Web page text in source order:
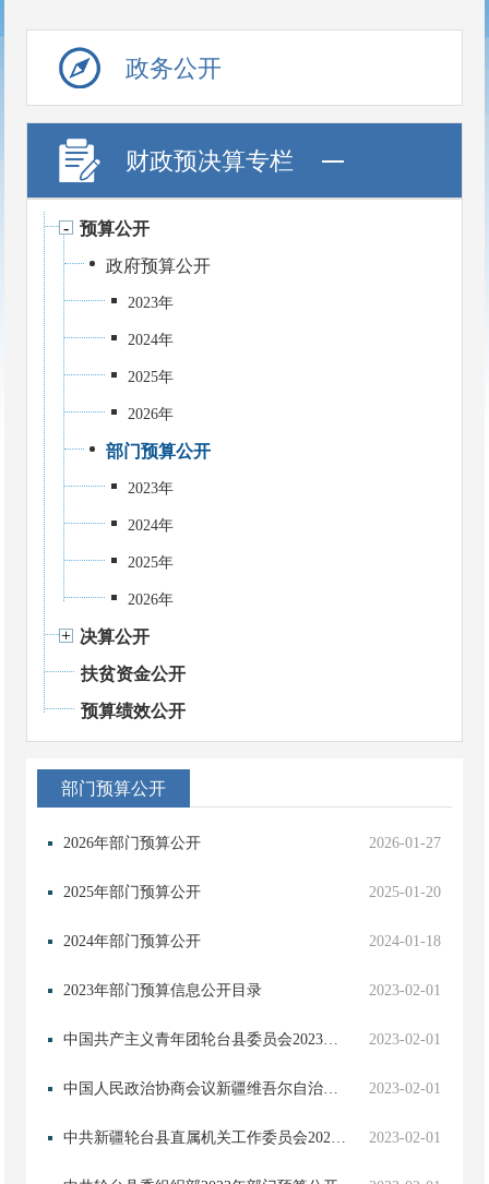
政务公开
财政预决算专栏
预算公开
政府预算公开
2023年
2024年
2025年
2026年
部门预算公开
2023年
2024年
2025年
2026年
决算公开
扶贫资金公开
预算绩效公开
部门预算公开
2026-01-27
2026年部门预算公开
2025-01-20
2025年部门预算公开
2024-01-18
2024年部门预算公开
2023-02-01
2023年部门预算信息公开目录
2023-02-01
中国共产主义青年团轮台县委员会2023年部门预算公开
2023-02-01
中国人民政治协商会议新疆维吾尔自治区轮台县委员会2023年部门预算公开
2023-02-01
中共新疆轮台县直属机关工作委员会2023年单位预算公开